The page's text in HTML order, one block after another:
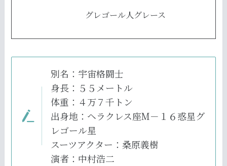
グレゴール人グレース
別名：宇宙格闘士
身長：５５メートル
体重：４万７千トン
出身地：ヘラクレス座М－１６惑星グ
レゴール星
スーツアクター：桑原義樹
演者：中村浩二